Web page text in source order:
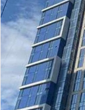
квартире газ,
частично мебель
дверях в подьезд
магазины, школа,
поликлинника.
ходьбы залив Днепра, пляж
развязка - до
транспортом, до
бонус к квартире